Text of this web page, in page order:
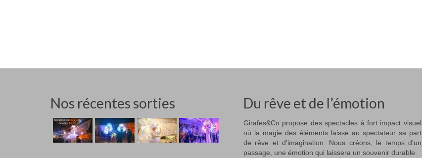
Nos récentes sorties Du rêve et de l’émotion
Girafes&Co propose des spectacles à fort impact visuel
où la magie des éléments laisse au spectateur sa part
de rêve et d’imagination. Nous créons, le temps d’un
passage, une émotion qui laissera un souvenir durable.